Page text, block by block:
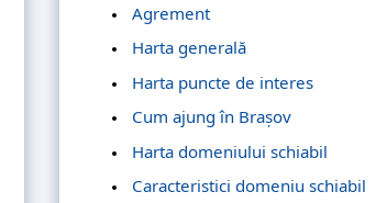
Agrement
Harta generală
Harta puncte de interes
Cum ajung în Brașov
Harta domeniului schiabil
Caracteristici domeniu schiabil